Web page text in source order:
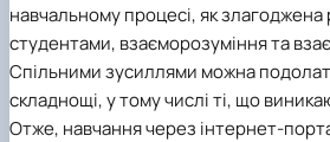
навчальному процесі, як злагоджена
студентами, взаєморозуміння та
Спільними зусиллями можна
складнощі, у тому числі ті, що
Отже, навчання через інтернет-